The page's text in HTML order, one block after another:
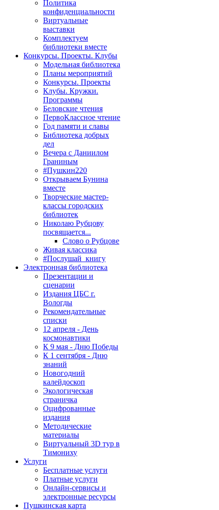
Политика
конфиденциальности
Виртуальные
выставки
Комплектуем
библиотеки вместе
Конкурсы. Проекты. Клубы
Модельная библиотека
Планы мероприятий
Конкурсы. Проекты
Клубы. Кружки.
Программы
Беловские чтения
ПервоКлассное чтение
Год памяти и славы
Библиотека добрых
дел
Вечера с Даниилом
Граниным
#Пушкин220
Открываем Бунина
вместе
Творческие мастер-
классы городских
библиотек
Николаю Рубцову
посвящается...
Слово о Рубцове
Живая классика
#Послушай_книгу
Электронная библиотека
Презентации и
сценарии
Издания ЦБС г.
Вологды
Рекомендательные
списки
12 апреля - День
космонавтики
К 9 мая - Дню Победы
К 1 сентября - Дню
знаний
Новогодний
калейдоскоп
Экологическая
страничка
Оцифрованные
издания
Методические
материалы
Виртуальный 3D тур в
Тимониху
Услуги
Бесплатные услуги
Платные услуги
Онлайн-сервисы и
электронные ресурсы
Пушкинская карта